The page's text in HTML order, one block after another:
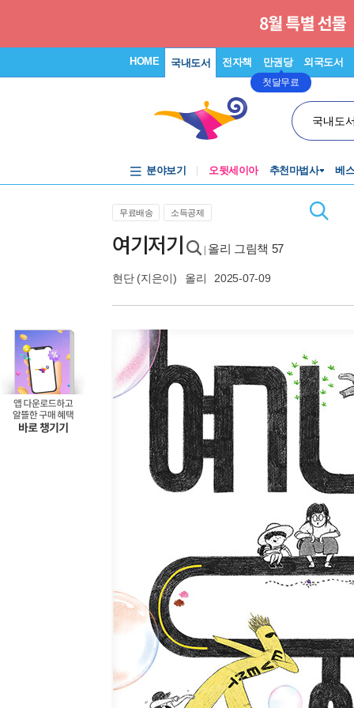
HOME 국내도서 전자책 만권당
첫달무료
외국도서
국내도
분야보기 오뒷세이아 추천마법사 베
무료배송 소득공제
여기저기 올리 그림책 57
현단(지은이) 올리 2025-07-09